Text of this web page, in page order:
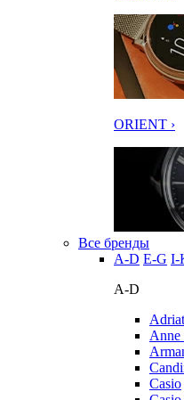
ORIENT ›
Все бренды
A-D E-G I-
A-D
Casio